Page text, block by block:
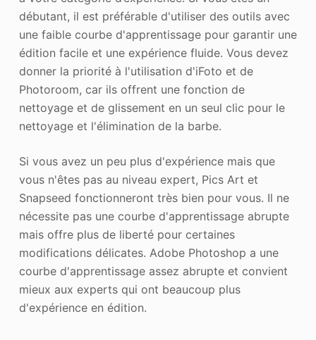
débutant, il est préférable d'utiliser des outils avec
une faible courbe d'apprentissage pour garantir une
édition facile et une expérience fluide. Vous devez
donner la priorité à l'utilisation d'iFoto et de
Photoroom, car ils offrent une fonction de
nettoyage et de glissement en un seul clic pour le
nettoyage et l'élimination de la barbe.
Si vous avez un peu plus d'expérience mais que
vous n'êtes pas au niveau expert, Pics Art et
Snapseed fonctionneront très bien pour vous. Il ne
nécessite pas une courbe d'apprentissage abrupte
mais offre plus de liberté pour certaines
modifications délicates. Adobe Photoshop a une
courbe d'apprentissage assez abrupte et convient
mieux aux experts qui ont beaucoup plus
d'expérience en édition.